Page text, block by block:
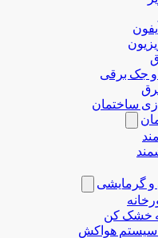
و جک برقی
ساختمان
گرمایشی
خشک کن
سیستم هواکش